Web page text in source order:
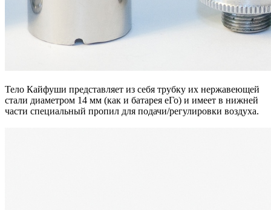
Тело Кайфуши представляет из себя трубку их нержавеющей
стали диаметром 14 мм (как и батарея еГо) и имеет в нижней
части специальный пропил для подачи/регулировки воздуха.